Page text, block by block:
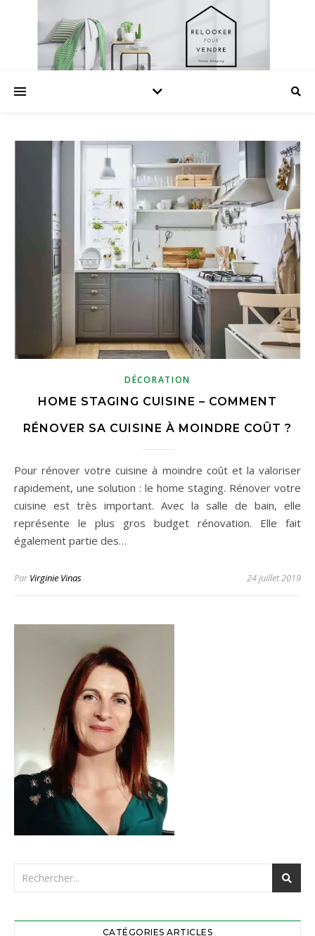
DÉCORATION
HOME STAGING CUISINE – COMMENT
RÉNOVER SA CUISINE À MOINDRE COÛT ?
Pour rénover votre cuisine à moindre coût et la valoriser
rapidement, une solution : le home staging. Rénover votre
cuisine est très important. Avec la salle de bain, elle
représente le plus gros budget rénovation. Elle fait
également partie des…
ParVirginie Vinas 24 juillet 2019
CATÉGORIES ARTICLES